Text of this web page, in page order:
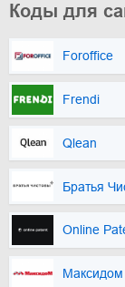
Коды для
Foroffice
Frendi
Qlean
Братья
Online
Максидом